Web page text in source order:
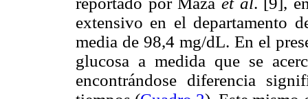
extensivo en el departamento
media de 98,4 mg/dL. En el
glucosa a medida que se
encontrándose diferencia